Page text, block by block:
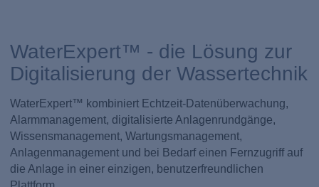
WaterExpert™ - die Lösung zur
Digitalisierung der Wassertechnik
WaterExpert™ kombiniert Echtzeit-Datenüberwachung,
Alarmmanagement, digitalisierte Anlagenrundgänge,
Wissensmanagement, Wartungsmanagement,
Anlagenmanagement und bei Bedarf einen Fernzugriff auf
die Anlage in einer einzigen, benutzerfreundlichen